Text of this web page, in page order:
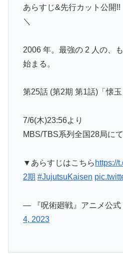
あらすじ&先行カット公開!!
＼
2006 年。最強の 2 人の、
始まる。
第25話 (第2期 第1話)「懐玉
7/6(木)23:56より
MBS/TBS系列全国28局に
▼あらすじはこちら https://
2期 #JujutsuKaisen
— 『呪術廻戦』アニメ公式
4, 2023